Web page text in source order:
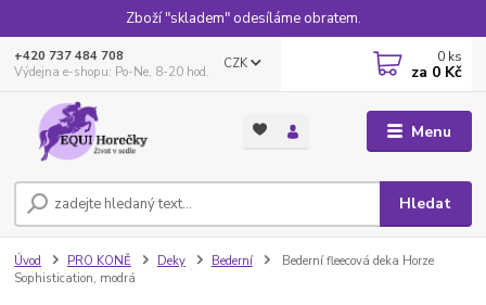
Zboží "skladem" odesíláme obratem.
Menu
CZK
Hledat
+420 737 484 708
Výdejna e-shopu: Po-Ne, 8-20 hod.
0 ks
za 0 Kč
Úvod PRO KONĚ Deky Bederní
Bederní fleecová deka Horze
Sophistication, modrá